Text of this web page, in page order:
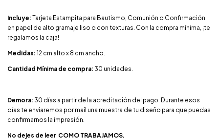
Incluye: Tarjeta Estampita para Bautismo, Comunión o Confirmación
en papel de alto gramaje liso o con texturas. Con la compra mínima, ¡te
regalamos la caja!
Medidas: 12 cm alto x 8 cm ancho.
Cantidad Mínima de compra: 30 unidades.
Demora: 30 días a partir de la acreditación del pago. Durante esos
días te enviaremos por mail una muestra de tu diseño para que puedas
confirmarnos la impresión.
No dejes de leer COMO TRABAJAMOS.